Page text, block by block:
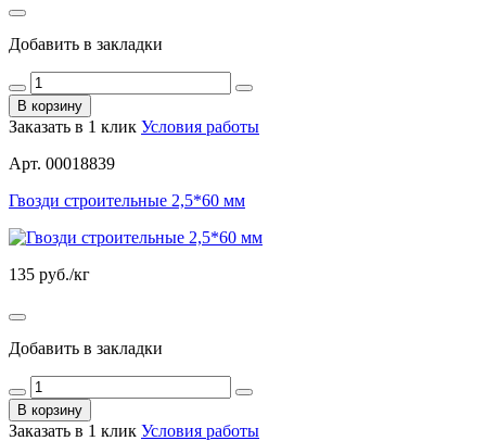
Добавить в закладки
В корзину
Заказать в 1 клик Условия работы
Арт. 00018839
Гвозди строительные 2,5*60 мм
135 руб./кг
Добавить в закладки
В корзину
Заказать в 1 клик Условия работы